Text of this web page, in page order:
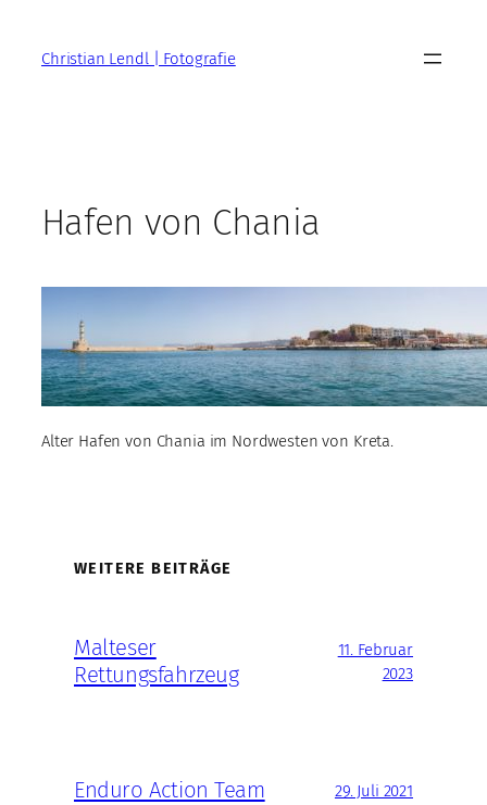
springenChristian Lendl | Fotografie
Hafen von Chania
Alter Hafen von Chania im Nordwesten von Kreta.
WEITERE BEITRÄGE
Malteser
Rettungsfahrzeug
11. Februar
2023
Enduro Action Team 29. Juli 2021